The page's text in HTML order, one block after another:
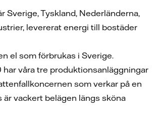
Sverige, Tyskland, Nederländerna,
levererat energi till bostäder
el som förbrukas i Sverige.
våra tre produktionsanläggningar
som verkar på en
vackert belägen längs sköna